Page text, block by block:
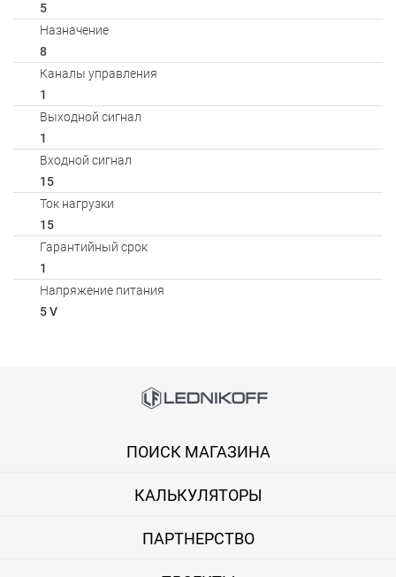
5
Назначение
8
Каналы управления
1
Выходной сигнал
1
Входной сигнал
15
Ток нагрузки
15
Гарантийный срок
1
Напряжение питания
5 V
Вы можете оплатить покупку на сайте банковской картой
Оплата при получении
Вы можете оплатить заказ непосредственно при получении
ПОИСК МАГАЗИНА
КАЛЬКУЛЯТОРЫ
ПАРТНЕРСТВО